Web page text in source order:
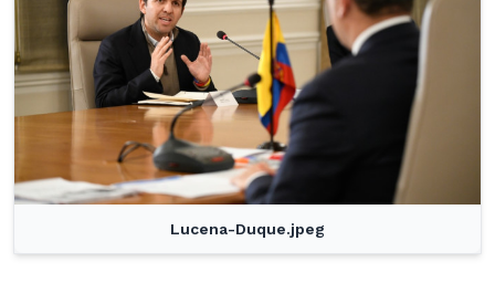
Lucena-Duque.jpeg